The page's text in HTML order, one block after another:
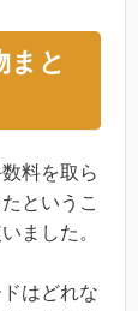
まと
料を取ら
というこ
ました。
はどれな